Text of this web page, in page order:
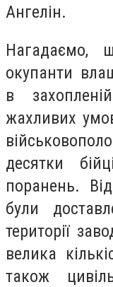
Ангелін.
Нагадаємо,
окупанти
в
жахливих
десятки
поранень.
були
території
велика
також